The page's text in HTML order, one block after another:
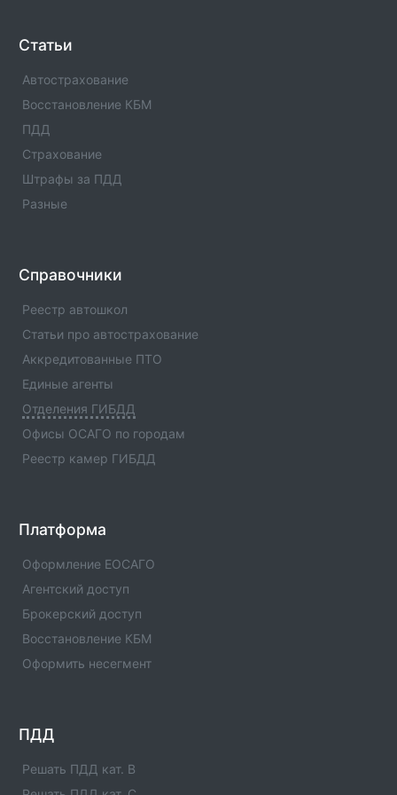
деятельности отделения - официальная информация.
Отделение ГИБДД ОМВД России по Шелковскому
р-ну Чеченской Республики(Код:1196008)
по Шелковскому р-ну Чеченской
Республики(Код:1196008) с адресами, телефонами.
информация.
по Шатойскому р-ну Чеченской
Сферы деятельности отделения - официальная
информация.
Отделение ГИБДД ОМВД России по Шаройскому
Отделение ГИБДД Отделение ГИБДД ОМВД России
по Шаройскому р-ну Чеченской
Сферы деятельности отделения - официальная
Отделение ГИБДД ОМВД России по Шалинскому
Отделение ГИБДД Отделение ГИБДД ОМВД России
Республики(Код:1196009) с адресами, телефонами.
Сферы деятельности отделения - официальная
Отделение ГИБДД ОМВД России по Урус-
Отделение ГИБДД Отделение ГИБДД ОМВД России
по Урус-Мартановскому р-ну Чеченской
Республики(Код:1196011) с адресами, телефонами.
Сферы деятельности отделения - официальная
Статьи
Автострахование
Восстановление КБМ
ПДД
Страхование
Штрафы за ПДД
Разные
Справочники
Реестр автошкол
Статьи про автострахование
Аккредитованные ПТО
Единые агенты
Отделения ГИБДД
Офисы ОСАГО по городам
Реестр камер ГИБДД
Платформа
Оформление ЕОСАГО
Агентский доступ
Брокерский доступ
Восстановление КБМ
Оформить несегмент
ПДД
Решать ПДД кат. B